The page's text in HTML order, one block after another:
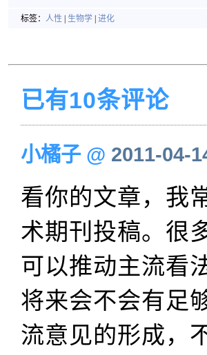
标签： 人性 生物学 进化
已有10条评论
小橘子@ 2011-04-
看你的文章，我
术期刊投稿。很
可以推动主流看
将来会不会有足
流意见的形成，